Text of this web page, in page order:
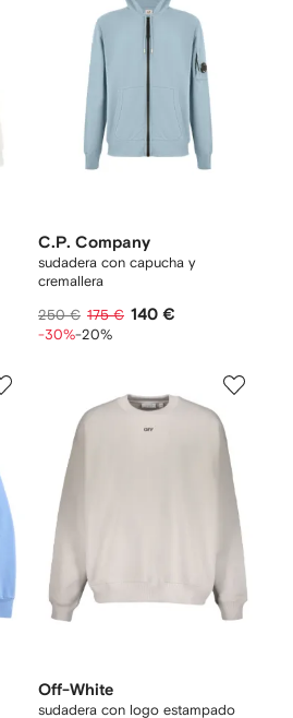
C.P. Company
sudadera con capucha y
cremallera
250 € 175 € 140 €
-30%-20%
Off-White
sudadera con logo estampado